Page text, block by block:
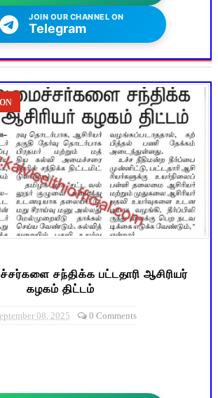
JOIN OUR CHANNEL ON
Telegram
சந்திக்க பட்டதாரி ஆசிரியர்
கழகம் திட்டம்
08, 2025 0 Comments